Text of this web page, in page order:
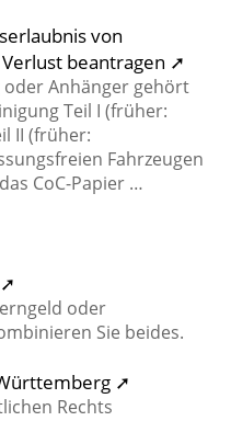
von
beantragen ➚
Anhänger gehört
Teil I (früher:
II (früher:
Fahrzeugen
CoC-Papier …
oder
Sie beides.
➚
Rechts